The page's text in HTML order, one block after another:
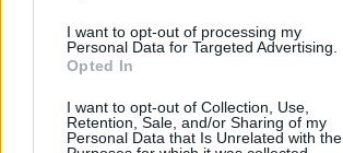
I want to opt-out of processing my
Personal Data for Targeted Advertising.
Opted In
I want to opt-out of Collection, Use,
Retention, Sale, and/or Sharing of my
Personal Data that Is Unrelated with the